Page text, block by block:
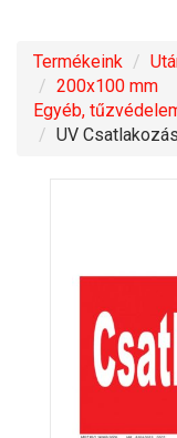
Termékeink
200x100 mm
Egyéb,
UV